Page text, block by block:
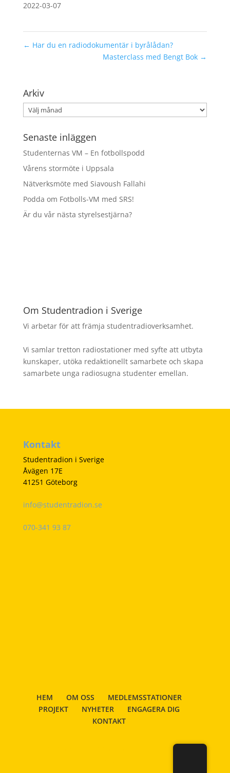
2022-03-07
← Har du en radiodokumentär i byrålådan?
Masterclass med Bengt Bok →
Arkiv
Arkiv
Senaste inläggen
Studenternas VM – En fotbollspodd
Vårens stormöte i Uppsala
Nätverksmöte med Siavoush Fallahi
Podda om Fotbolls-VM med SRS!
Är du vår nästa styrelsestjärna?
Om Studentradion i Sverige
Vi arbetar för att främja studentradioverksamhet.
Vi samlar tretton radiostationer med syfte att utbyta
kunskaper, utöka redaktionellt samarbete och skapa
samarbete unga radiosugna studenter emellan.
Kontakt
Studentradion i Sverige
Åvägen 17E
41251 Göteborg
info@studentradion.se
070-341 93 87
HEM OM OSS
MEDLEMSSTATIONER
PROJEKT
NYHETER
ENGAGERA DIG
KONTAKT
| Drivs med